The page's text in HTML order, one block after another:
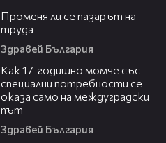
Променя ли се пазарът на
труда
Здравей България
Как 17-годишно момче със
специални потребности се
оказа само на междуградски
път
Здравей България